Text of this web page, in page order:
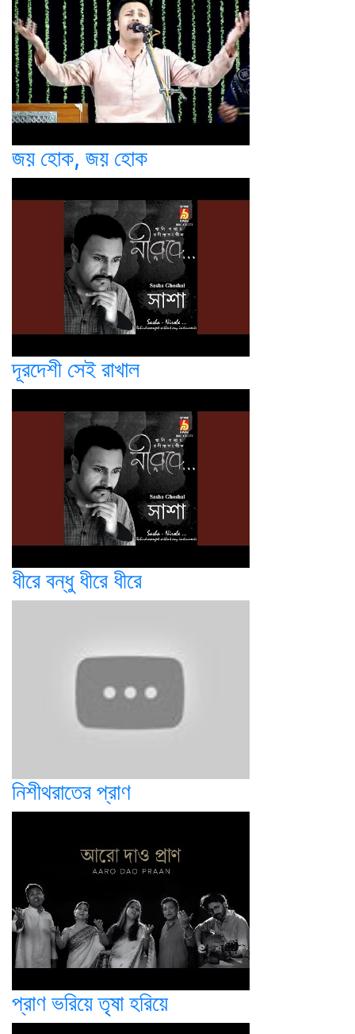
জয় হোক, জয় হোক
দূরদেশী সেই রাখাল
ধীরে বন্ধু ধীরে ধীরে
নিশীথরাতের প্রাণ
প্রাণ ভরিয়ে তৃষা হরিয়ে